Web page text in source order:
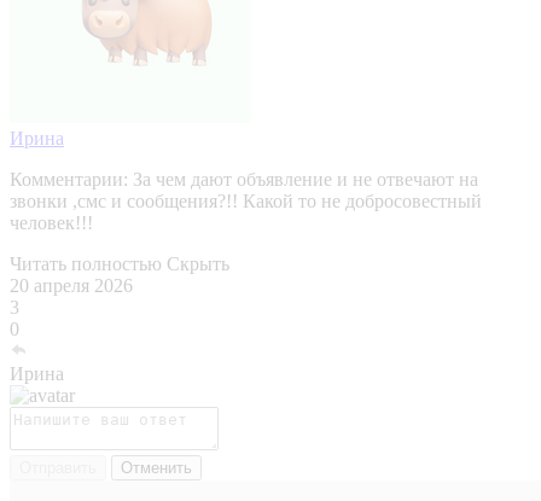
Ирина
Комментарии: За чем дают объявление и не отвечают на
звонки ,смс и сообщения?!! Какой то не добросовестный
человек!!!
Читать полностью Скрыть
20 апреля 2026
3
0
Ирина
Отменить